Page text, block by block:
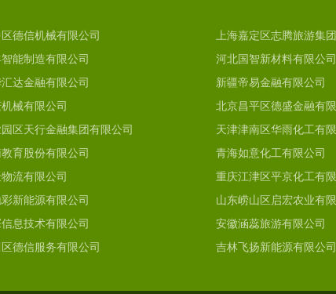
德信机械有限公司
上海嘉定区志腾旅游集
能制造有限公司
河北国智新材料有限公司
达金融有限公司
新疆帝易金融有限公司
械有限公司
北京昌平区德盛金融有
区天行金融集团有限公司
天津津南区华雨化工有
育股份有限公司
青海如意化工有限公司
流有限公司
重庆江津区平京化工有
新能源有限公司
山东崂山区启宏农业有
息技术有限公司
安徽涵蕊旅游有限公司
德信服务有限公司 吉林飞扬新能源有限公司